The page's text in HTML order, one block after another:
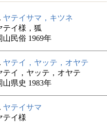
ヤテイサマ，キツネ
テイ様，狐
山民俗 1969年
ヤテイ，ヤッテ，オヤテ
テイ，ヤッテ，オヤテ
山県史 1983年
ヤテイサマ
テイ様